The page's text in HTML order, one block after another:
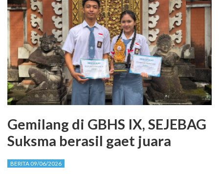
Gemilang di GBHS IX, SEJEBAG
Suksma berasil gaet juara
BERITA 09/06/2026